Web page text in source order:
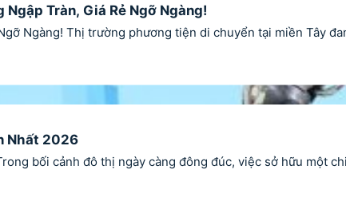
Tràn, Giá Rẻ Ngỡ Ngàng!
Ngàng! Thị trường phương tiện di chuyển tại miền
Nhất 2026
bối cảnh đô thị ngày càng đông đúc, việc sở hữu